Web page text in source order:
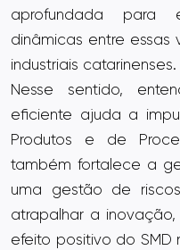
aprofundada para
dinâmicas entre essas
industriais catarinenses.
Nesse sentido,
eficiente ajuda a
Produtos e de
também fortalece a
uma gestão de
atrapalhar a
efeito positivo do SMD